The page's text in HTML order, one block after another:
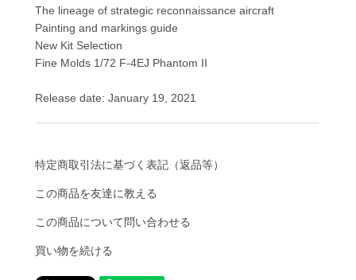
The lineage of strategic reconnaissance aircraft
Painting and markings guide
New Kit Selection
Fine Molds 1/72 F-4EJ Phantom II
Release date: January 19, 2021
特定商取引法に基づく表記（返品等）
この商品を友達に教える
この商品について問い合わせる
買い物を続ける